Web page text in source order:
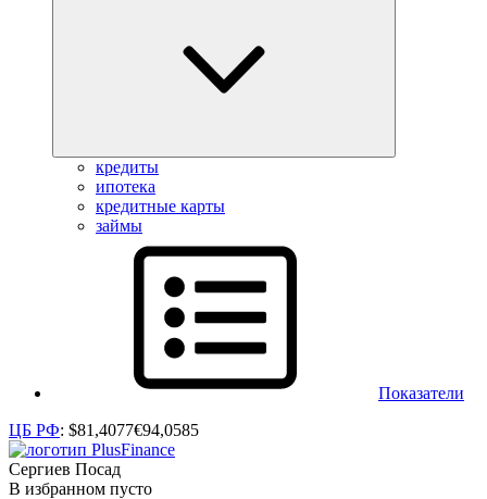
кредиты
ипотека
кредитные карты
займы
Показатели
ЦБ РФ: $81,4077€94,0585
Сергиев Посад
В избранном пусто